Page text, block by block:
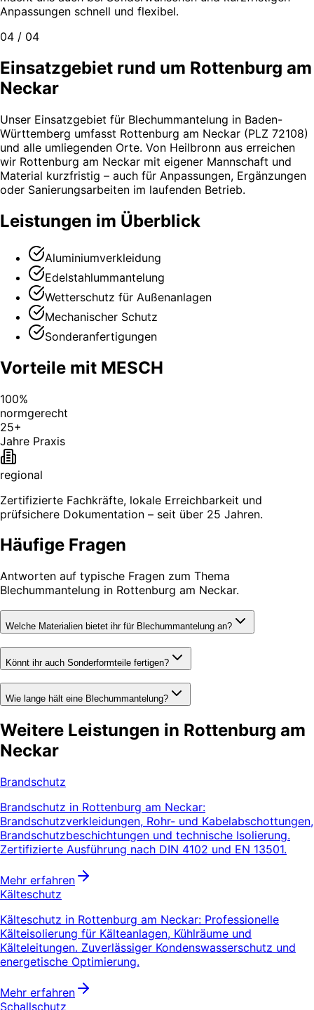
Anpassungen schnell und flexibel.
04 / 04
Einsatzgebiet rund um Rottenburg am
Neckar
Unser Einsatzgebiet für Blechummantelung in Baden-
Württemberg umfasst Rottenburg am Neckar (PLZ 72108)
und alle umliegenden Orte. Von Heilbronn aus erreichen
wir Rottenburg am Neckar mit eigener Mannschaft und
Material kurzfristig – auch für Anpassungen, Ergänzungen
oder Sanierungsarbeiten im laufenden Betrieb.
Leistungen im Überblick
Aluminiumverkleidung
Edelstahlummantelung
Wetterschutz für Außenanlagen
Mechanischer Schutz
Sonderanfertigungen
Vorteile mit MESCH
100%
normgerecht
25+
Jahre Praxis
regional
Zertifizierte Fachkräfte, lokale Erreichbarkeit und
prüfsichere Dokumentation – seit über 25 Jahren.
Häufige Fragen
Antworten auf typische Fragen zum Thema
Blechummantelung in Rottenburg am Neckar.
Welche Materialien bietet ihr für Blechummantelung an?
Könnt ihr auch Sonderformteile fertigen?
Wie lange hält eine Blechummantelung?
Weitere Leistungen in Rottenburg am
Neckar
Brandschutz
Brandschutz in Rottenburg am Neckar:
Brandschutzverkleidungen, Rohr- und Kabelabschottungen,
Brandschutzbeschichtungen und technische Isolierung.
Zertifizierte Ausführung nach DIN 4102 und EN 13501.
Mehr erfahren
Kälteschutz
Kälteschutz in Rottenburg am Neckar: Professionelle
Kälteisolierung für Kälteanlagen, Kühlräume und
Kälteleitungen. Zuverlässiger Kondenswasserschutz und
energetische Optimierung.
Mehr erfahren
Schallschutz